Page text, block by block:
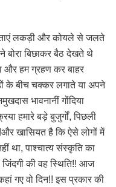
लकड़ी और कोयले से जलते
बोरा बिछाकर बैठ देखते थे
और हम ग्रहण कर बाहर
के बीच चक्कर लगाते या अपने
भावनानीं गोंदिया
हमारे बड़े बुजुर्गों, पिछली
खासियत है कि ऐसे लोगों में
था, पाश्चात्य संस्कृति का
जिंदगी की वह स्थिति!! आज
गए वो दिन!! इस प्रकार की